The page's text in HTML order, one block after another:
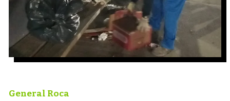
General Roca